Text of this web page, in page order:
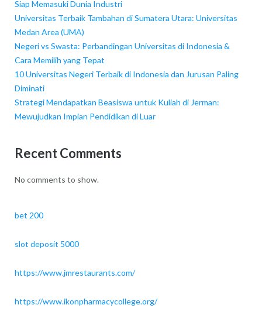
Siap Memasuki Dunia Industri
Universitas Terbaik Tambahan di Sumatera Utara: Universitas
Medan Area (UMA)
Negeri vs Swasta: Perbandingan Universitas di Indonesia &
Cara Memilih yang Tepat
10 Universitas Negeri Terbaik di Indonesia dan Jurusan Paling
Diminati
Strategi Mendapatkan Beasiswa untuk Kuliah di Jerman:
Mewujudkan Impian Pendidikan di Luar
Recent Comments
No comments to show.
bet 200
slot deposit 5000
https://www.jmrestaurants.com/
https://www.ikonpharmacycollege.org/